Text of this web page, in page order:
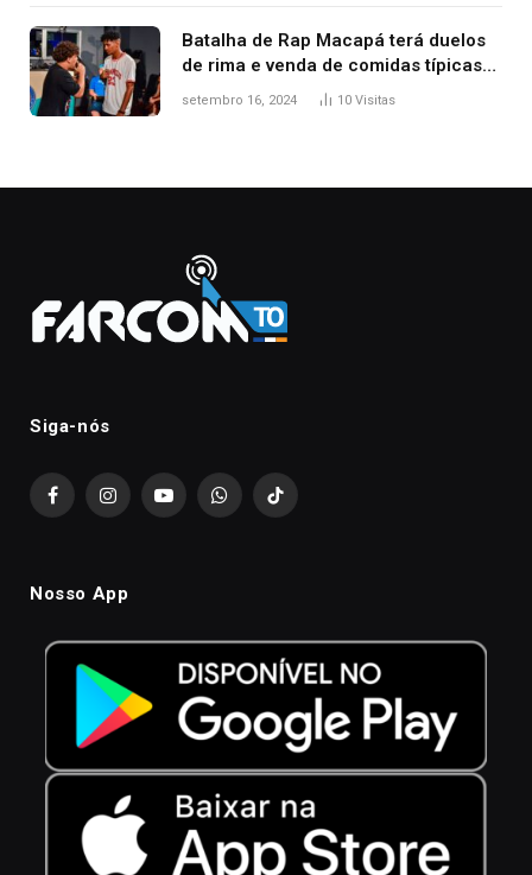
Batalha de Rap Macapá terá duelos
de rima e venda de comidas típicas
no Mercado Central
setembro 16, 2024 10 Visitas
Siga-nós
FacebookInstagramYouTubeWhatsAppTikTok
Nosso App